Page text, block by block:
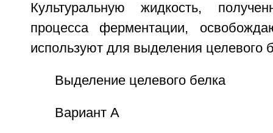
Культуральную жидкость,
процесса ферментации,
используют для выделения целевого
Выделение целевого белка
Вариант А